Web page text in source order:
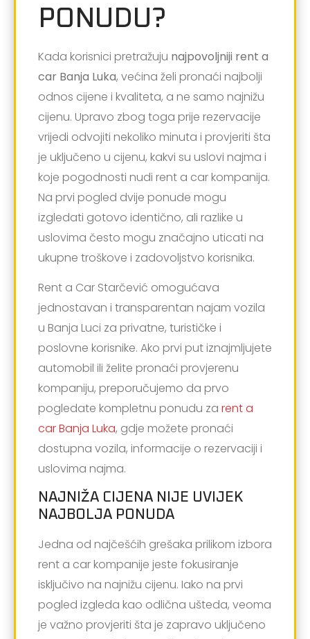
PONUDU?
Kada korisnici pretražuju najpovoljniji rent a
car Banja Luka, većina želi pronaći najbolji
odnos cijene i kvaliteta, a ne samo najnižu
cijenu. Upravo zbog toga prije rezervacije
vrijedi odvojiti nekoliko minuta i provjeriti šta
je uključeno u cijenu, kakvi su uslovi najma i
koje pogodnosti nudi rent a car kompanija.
Na prvi pogled dvije ponude mogu
izgledati gotovo identično, ali razlike u
uslovima često mogu značajno uticati na
ukupne troškove i zadovoljstvo korisnika.
Rent a Car Starčević omogućava
jednostavan i transparentan najam vozila
u Banja Luci za privatne, turističke i
poslovne korisnike. Ako prvi put iznajmljujete
automobil ili želite pronaći provjerenu
kompaniju, preporučujemo da prvo
pogledate kompletnu ponudu za rent a
car Banja Luka, gdje možete pronaći
dostupna vozila, informacije o rezervaciji i
uslovima najma.
NAJNIŽA CIJENA NIJE UVIJEK
NAJBOLJA PONUDA
Jedna od najčešćih grešaka prilikom izbora
rent a car kompanije jeste fokusiranje
isključivo na najnižu cijenu. Iako na prvi
pogled izgleda kao odlična ušteda, veoma
je važno provjeriti šta je zapravo uključeno